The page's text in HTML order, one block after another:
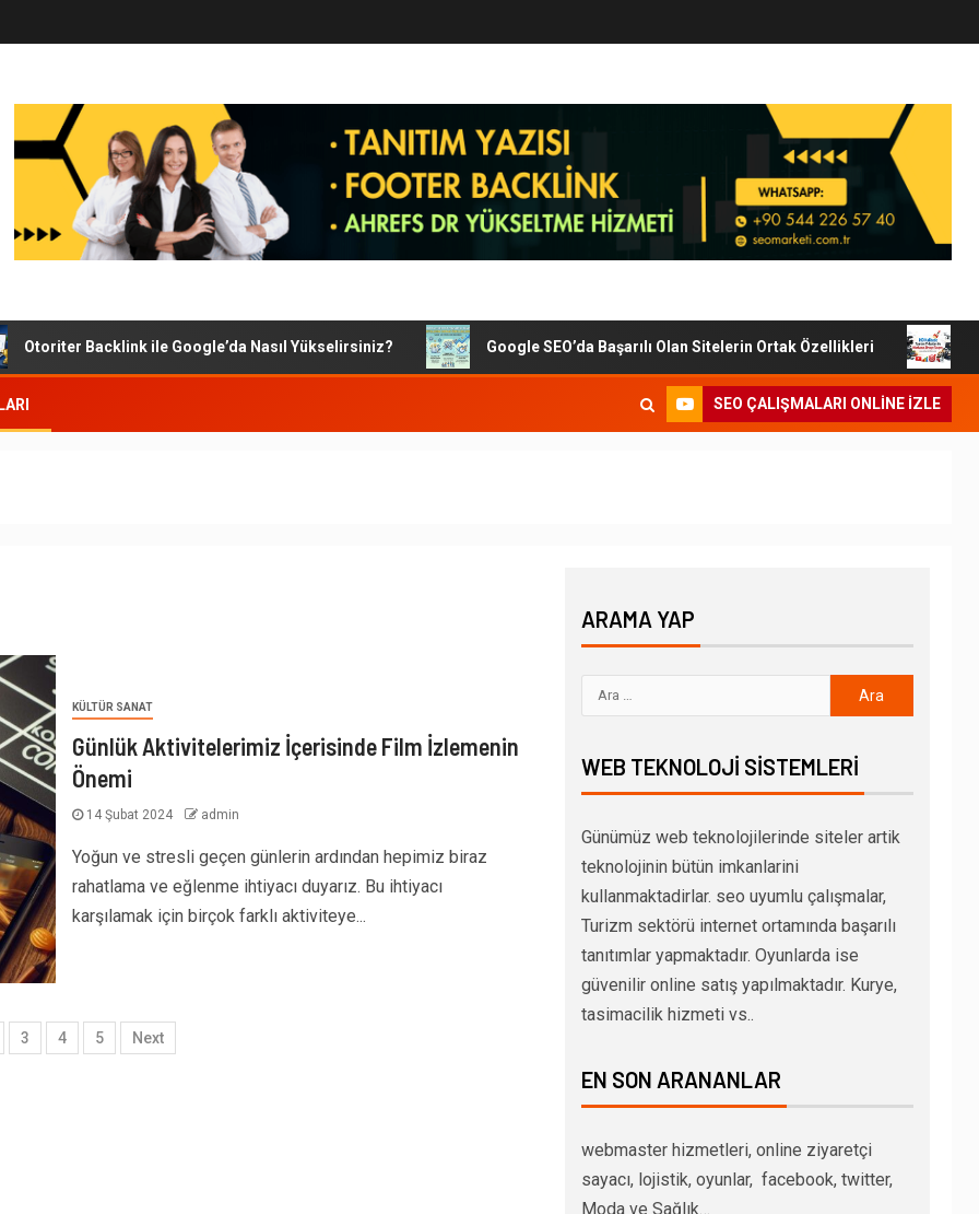
Backlink ile Google’da Nasıl Yükselirsiniz? Google SEO’da Başarılı Olan Sitelerin Ortak Özellikleri Dijital
SEO ÇALIŞMALARI ONLINE IZLE
KÜLTÜR SANAT
Günlük Aktivitelerimiz İçerisinde Film İzlemenin
Önemi
14 Şubat 2024 admin
Yoğun ve stresli geçen günlerin ardından hepimiz biraz
rahatlama ve eğlenme ihtiyacı duyarız. Bu ihtiyacı
karşılamak için birçok farklı aktiviteye...
3 4 5 Next
ARAMA YAP
WEB TEKNOLOJI SISTEMLERI
Günümüz web teknolojilerinde siteler artik
teknolojinin bütün imkanlarini
kullanmaktadirlar. seo uyumlu çalışmalar,
Turizm sektörü internet ortamında başarılı
tanıtımlar yapmaktadır. Oyunlarda ise
güvenilir online satış yapılmaktadır. Kurye,
tasimacilik hizmeti vs..
EN SON ARANANLAR
webmaster hizmetleri, online ziyaretçi
sayacı, lojistik, oyunlar, facebook, twitter,
Moda ve Sağlık…